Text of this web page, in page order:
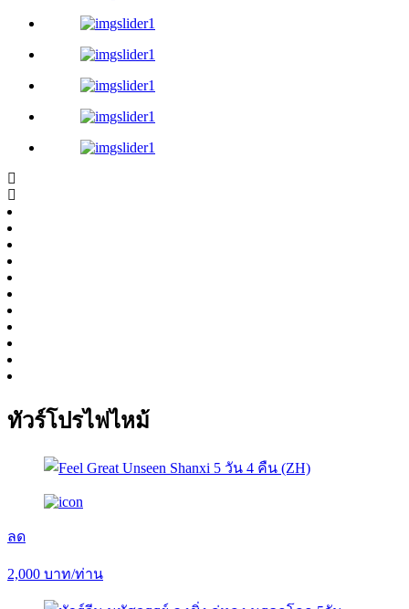
ทัวร์โปรไฟไหม้
ลด
2,000 บาท/ท่าน